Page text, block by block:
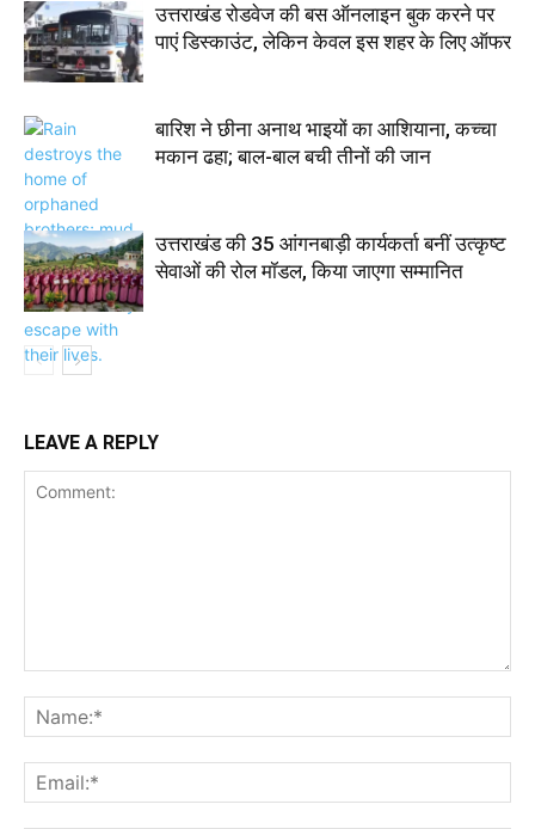
उत्तराखंड रोडवेज की बस ऑनलाइन बुक करने पर
पाएं डिस्काउंट, लेकिन केवल इस शहर के लिए ऑफर
बारिश ने छीना अनाथ भाइयों का आशियाना, कच्चा
मकान ढहा; बाल-बाल बची तीनों की जान
उत्तराखंड की 35 आंगनबाड़ी कार्यकर्ता बनीं उत्कृष्ट
सेवाओं की रोल मॉडल, किया जाएगा सम्मानित
LEAVE A REPLY